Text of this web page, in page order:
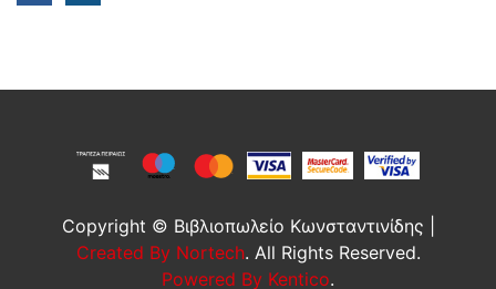
Copyright © Βιβλιοπωλείο Κωνσταντινίδης |
Created By Nortech. All Rights Reserved.
Powered By Kentico.